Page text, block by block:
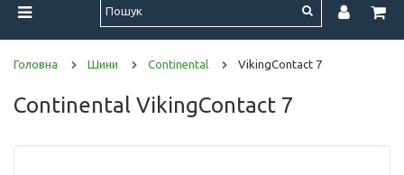
Головна Шини Continental VikingContact 7
Continental VikingContact 7